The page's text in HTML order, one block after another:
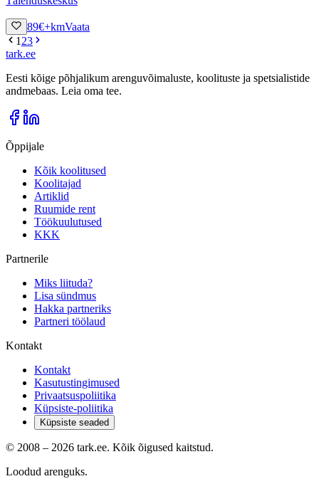
89€+kmVaata
1 23
tark.ee
Eesti kõige põhjalikum arenguvõimaluste, koolituste ja spetsialistide
andmebaas. Leia oma tee.
Õppijale
Kõik koolitused
Koolitajad
Artiklid
Ruumide rent
Töökuulutused
KKK
Partnerile
Miks liituda?
Lisa sündmus
Hakka partneriks
Partneri töölaud
Kontakt
Kontakt
Kasutustingimused
Privaatsuspoliitika
Küpsiste-poliitika
Küpsiste seaded
© 2008 – 2026 tark.ee. Kõik õigused kaitstud.
Loodud arenguks.